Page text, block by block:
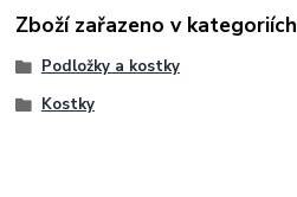
Zboží zařazeno v kategoriích
Podložky a kostky
Kostky